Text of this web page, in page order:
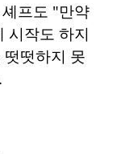
프도 "만약
시작도 하지
떳하지 못